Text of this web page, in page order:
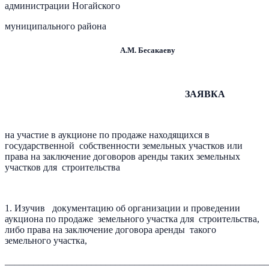
администрации Ногайского
муниципального района
А.М. Бесакаеву
ЗАЯВКА
на участие в аукционе по продаже находящихся в
государственной собственности земельных участков или
права на заключение договоров аренды таких земельных
участков для строительства
1. Изучив документацию об организации и проведении
аукциона по продаже земельного участка для строительства,
либо права на заключение договора аренды такого
земельного участка,